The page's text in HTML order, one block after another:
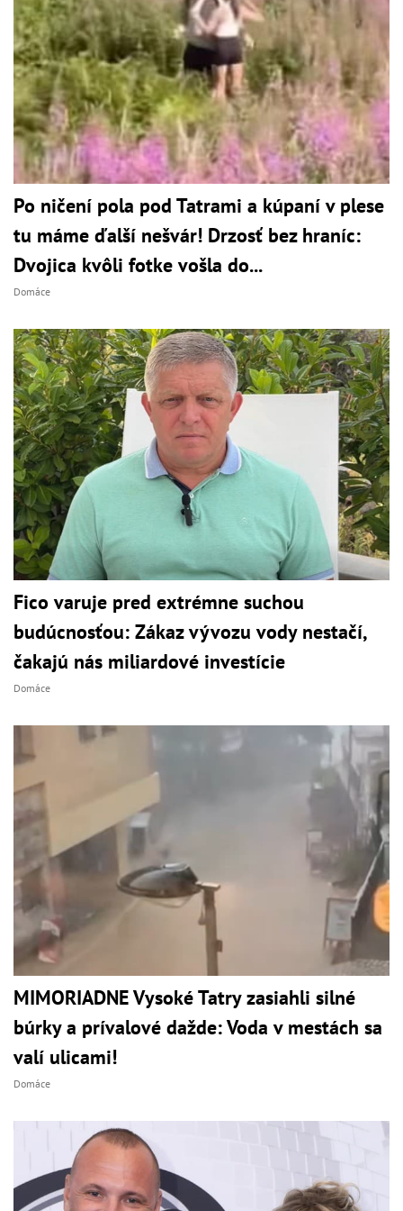
Po ničení pola pod Tatrami a kúpaní v plese
tu máme ďalší nešvár! Drzosť bez hraníc:
Dvojica kvôli fotke vošla do...
Domáce
Fico varuje pred extrémne suchou
budúcnosťou: Zákaz vývozu vody nestačí,
čakajú nás miliardové investície
Domáce
MIMORIADNE Vysoké Tatry zasiahli silné
búrky a prívalové dažde: Voda v mestách sa
valí ulicami!
Domáce